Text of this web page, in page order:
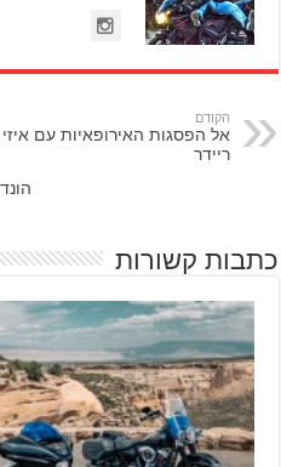
הקודם
אל הפסגות האירופאיות עם איזי
ריידר
כתבות קשורות